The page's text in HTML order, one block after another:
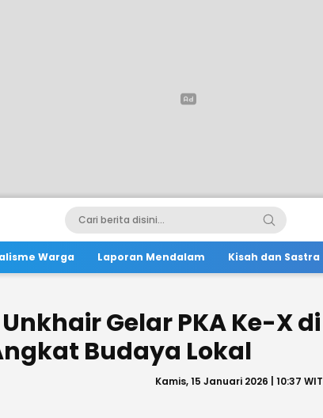
Warga Laporan Mendalam Kisah dan Sastra
Gelar PKA Ke-X di
Budaya Lokal
Kamis, 15 Januari 2026 | 10:37 WIT